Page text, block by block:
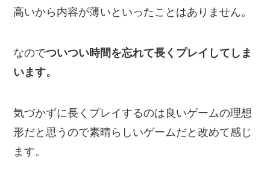
高いから内容が薄いといったことはありません。
なのでついつい時間を忘れて長くプレイしてしま
います。
気づかずに長くプレイするのは良いゲームの理想
形だと思うので素晴らしいゲームだと改めて感じ
ます。